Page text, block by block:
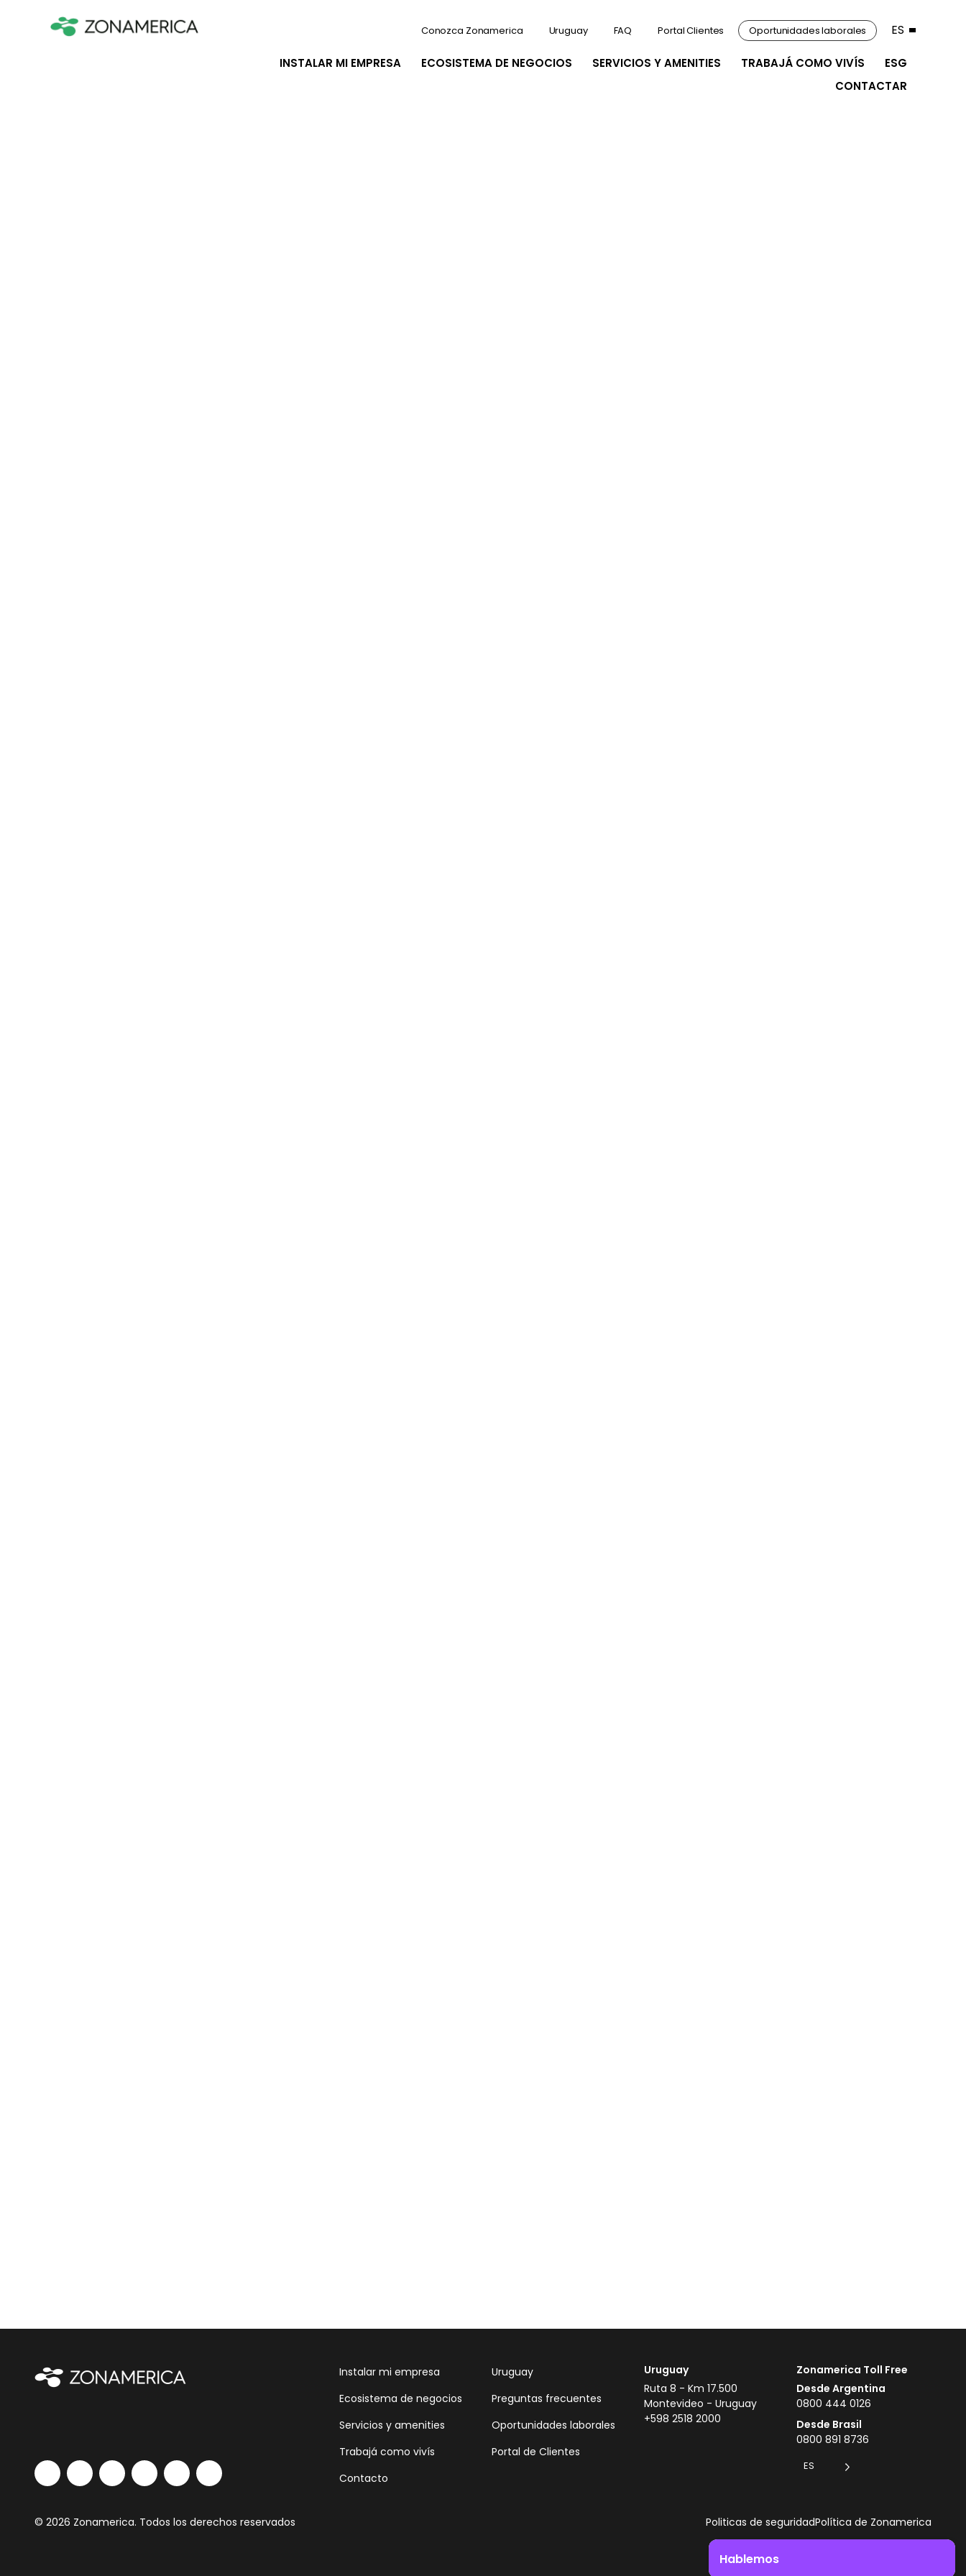
INSTALAR MI EMPRESA ECOSISTEMA DE NEGOCIOS SERVICIOS Y AMENITIES TRABAJÁ COMO VIVÍS
ESG
CONTACTAR
Conozca Zonamerica Uruguay FAQ Portal Clientes Oportunidades laborales ES
Instalar mi empresa
Ecosistema de negocios
Servicios y amenities
Trabajá como vivís
Contacto
Uruguay
Preguntas frecuentes
Oportunidades laborales
Portal de Clientes
Uruguay
Ruta 8 - Km 17.500
Montevideo - Uruguay
+598 2518 2000
Zonamerica Toll Free
Desde Argentina
0800 444 0126
Desde Brasil
0800 891 8736
ES
© 2026 Zonamerica. Todos los derechos reservados Politicas de seguridadPolítica de Zonamerica
Hablemos